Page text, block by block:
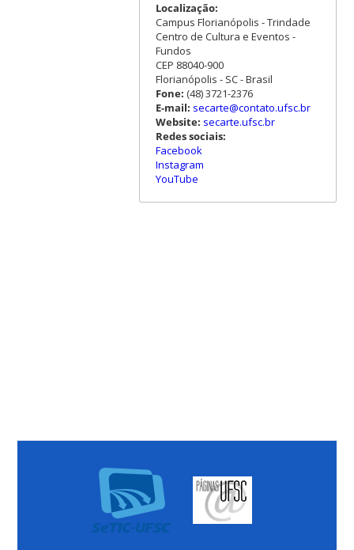
Localização:
Campus Florianópolis - Trindade
Centro de Cultura e Eventos -
Fundos
CEP 88040-900
Florianópolis - SC - Brasil
Fone: (48) 3721-2376
E-mail: secarte@contato.ufsc.br
Website: secarte.ufsc.br
Redes sociais:
Facebook
Instagram
YouTube